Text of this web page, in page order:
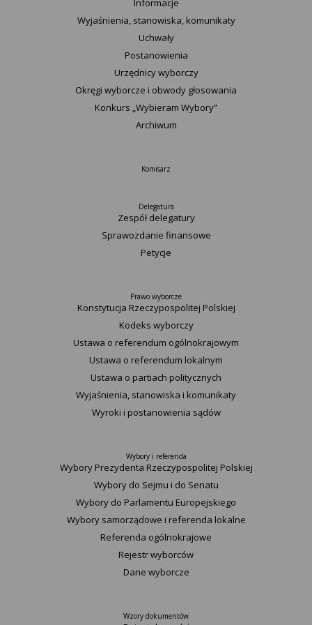
Informacje
Wyjaśnienia, stanowiska, komunikaty
Uchwały
Postanowienia
Urzędnicy wyborczy
Okręgi wyborcze i obwody głosowania
Konkurs „Wybieram Wybory”
Archiwum
Komisarz
Delegatura
Zespół delegatury
Sprawozdanie finansowe
Petycje
Prawo wyborcze
Konstytucja Rzeczypospolitej Polskiej​
Kodeks wyborczy
Ustawa o referendum ogólnokrajowym
Ustawa o referendum lokalnym
Ustawa o partiach politycznych
Wyjaśnienia, stanowiska i komunikaty
Wyroki i postanowienia sądów
Wybory i referenda
Wybory Prezydenta Rzeczypospolitej Polskiej
Wybory do Sejmu i do Senatu
Wybory do Parlamentu Europejskiego
Wybory samorządowe i referenda lokalne
Referenda ogólnokrajowe
Rejestr wyborców
Dane wyborcze
Wzory dokumentów